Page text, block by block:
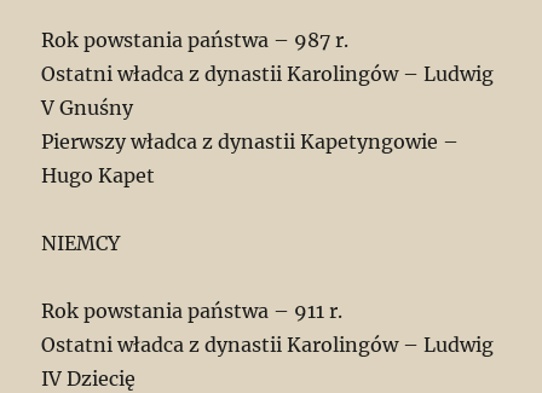
Rok powstania państwa – 987 r.
Ostatni władca z dynastii Karolingów – Ludwig
V Gnuśny
Pierwszy władca z dynastii Kapetyngowie –
Hugo Kapet
NIEMCY
Rok powstania państwa – 911 r.
Ostatni władca z dynastii Karolingów – Ludwig
IV Dziecię